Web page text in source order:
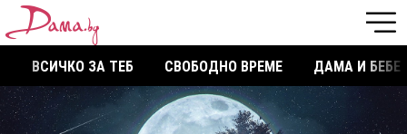
ВСИЧКО ЗА ТЕБ СВОБОДНО ВРЕМЕ ДАМА И БЕБЕ